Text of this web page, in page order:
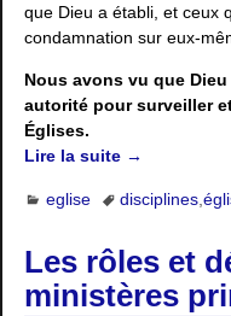
que Dieu a établi, et ceux
condamnation sur eux-
Nous avons vu que
autorité pour surveiller
Églises.
Lire la suite →
eglise disciplines,
Les rôles et
ministères